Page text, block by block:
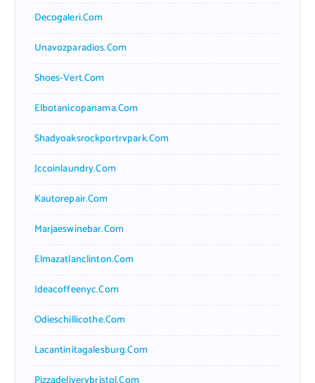
Decogaleri.com
Unavozparadios.com
Shoes-Vert.com
Elbotanicopanama.com
Shadyoaksrockportrvpark.com
Jccoinlaundry.com
Kautorepair.com
Marjaeswinebar.com
Elmazatlanclinton.com
Ideacoffeenyc.com
Odieschillicothe.com
Lacantinitagalesburg.com